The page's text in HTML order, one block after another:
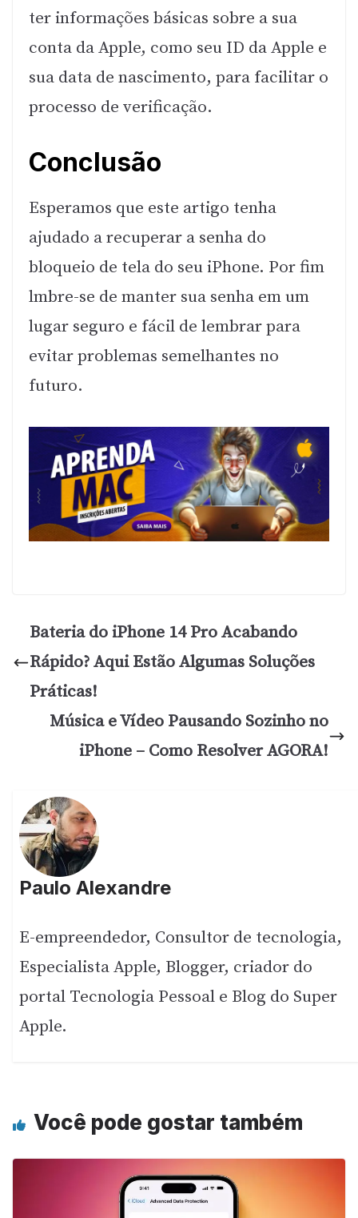
ter informações básicas sobre a sua
conta da Apple, como seu ID da Apple e
sua data de nascimento, para facilitar o
processo de verificação.
Conclusão
Esperamos que este artigo tenha
ajudado a recuperar a senha do
bloqueio de tela do seu iPhone. Por fim
lmbre-se de manter sua senha em um
lugar seguro e fácil de lembrar para
evitar problemas semelhantes no
futuro.
Bateria do iPhone 14 Pro Acabando
Rápido? Aqui Estão Algumas Soluções
Práticas!
Música e Vídeo Pausando Sozinho no
iPhone – Como Resolver AGORA!
Paulo Alexandre
E-empreendedor, Consultor de tecnologia,
Especialista Apple, Blogger, criador do
portal Tecnologia Pessoal e Blog do Super
Apple.
Você pode gostar também